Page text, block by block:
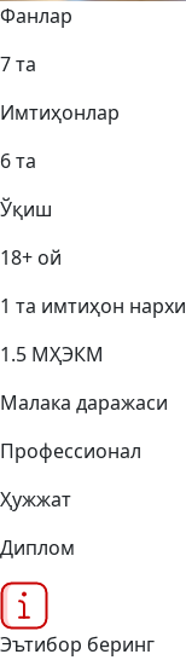
Фанлар
7 та
Имтиҳонлар
6 та
Ўқиш
18+ ой
1 та имтиҳон нархи
1.5 МҲЭКМ
Малака даражаси
Профессионал
Ҳужжат
Диплом
Эътибор беринг